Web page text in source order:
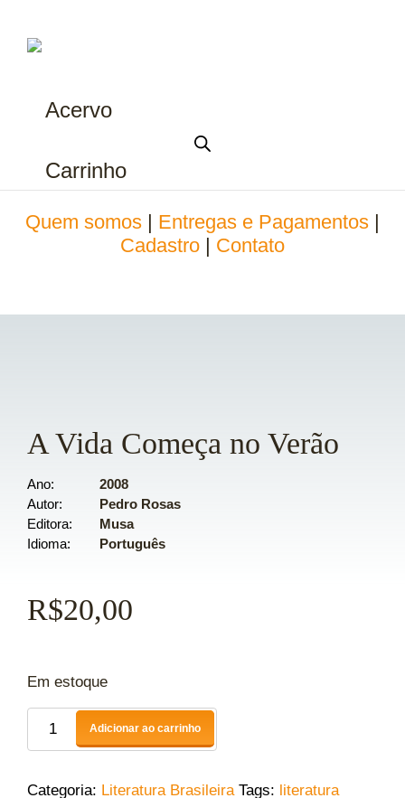
Acervo
Carrinho
Quem somos Entregas e Pagamentos
Cadastro
Contato
A Vida Começa no Verão
Ano
2008
Autor
Pedro Rosas
Editora
Musa
Idioma
Português
R$20,00
Em estoque
Adicionar ao carrinho
Categoria: Literatura Brasileira Tags: literatura